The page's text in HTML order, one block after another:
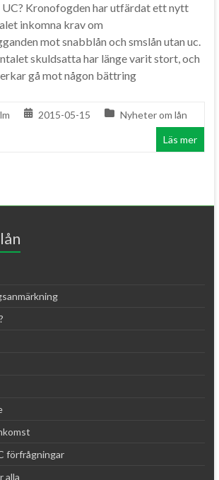
UC? Kronofogden har utfärdat ett nytt
inkomna krav om
mot snabblån och smslån utan uc.
skuldsatta har länge varit stort, och
gå mot någon bättring
2015-05-15 Nyheter om lån
Läs mer
förfrågningar
alla